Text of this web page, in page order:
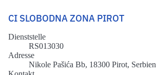
CI SLOBODNA ZONA PIROT
Dienststelle
RS013030
Adresse
Nikole Pašića Bb, 18300 Pirot, Serbien